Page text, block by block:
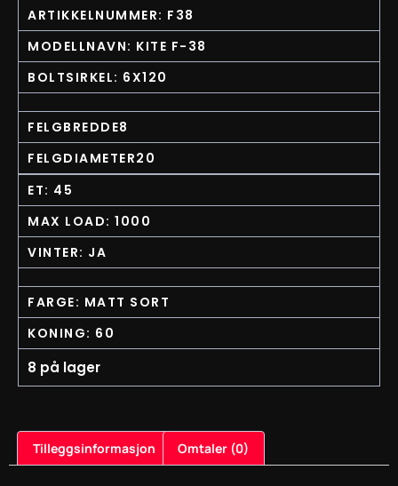
ARTIKKELNUMMER: F38
MODELLNAVN: KITE F-38
BOLTSIRKEL: 6X120
FELGBREDDE8
FELGDIAMETER20
ET: 45
MAX LOAD: 1000
VINTER: JA
FARGE: MATT SORT
KONING: 60
8 på lager
Tilleggsinformasjon Omtaler (0)